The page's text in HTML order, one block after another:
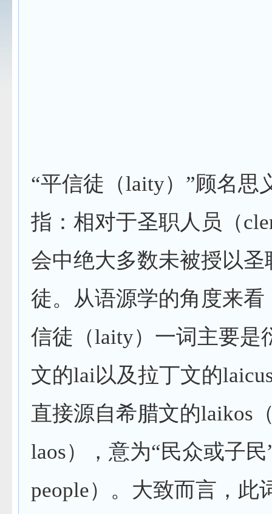
“平信徒（laity）”顾名思
指：相对于圣职人员（
会中绝大多数未被授以圣
徒。从语源学的角度来看
信徒（laity）一词主要是
文的lai以及拉丁文的
直接源自希腊文的laikos
laos），意为“民众或子民
people）。大致而言，此